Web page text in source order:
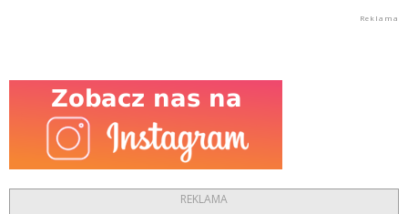
REKLAMA